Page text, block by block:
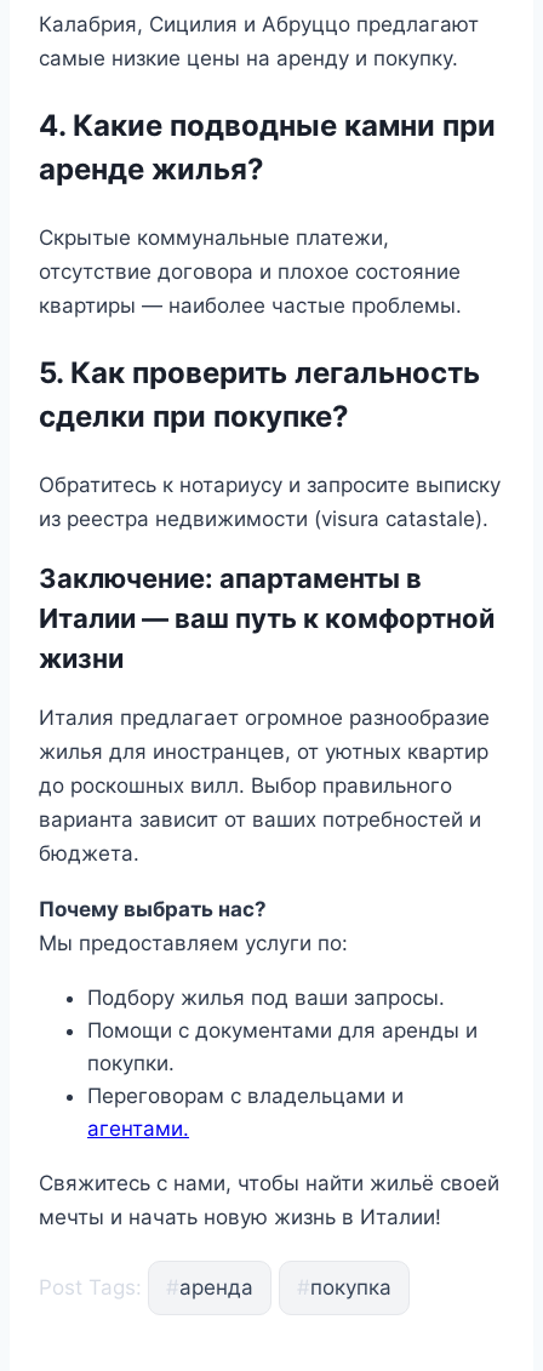
Калабрия, Сицилия и Абруццо предлагают
самые низкие цены на аренду и покупку.
4. Какие подводные камни при
аренде жилья?
Скрытые коммунальные платежи,
отсутствие договора и плохое состояние
квартиры — наиболее частые проблемы.
5. Как проверить легальность
сделки при покупке?
Обратитесь к нотариусу и запросите выписку
из реестра недвижимости (visura catastale).
Заключение: апартаменты в
Италии — ваш путь к комфортной
жизни
Италия предлагает огромное разнообразие
жилья для иностранцев, от уютных квартир
до роскошных вилл. Выбор правильного
варианта зависит от ваших потребностей и
бюджета.
Почему выбрать нас?
Мы предоставляем услуги по:
Подбору жилья под ваши запросы.
Помощи с документами для аренды и
покупки.
Переговорам с владельцами и
агентами.
Свяжитесь с нами, чтобы найти жильё своей
мечты и начать новую жизнь в Италии!
Post Tags: #аренда #покупка